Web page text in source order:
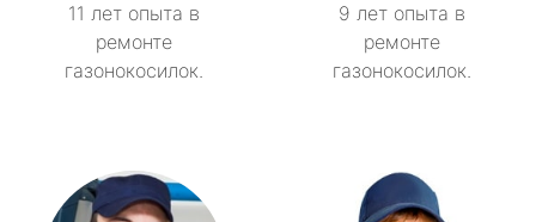
11 лет опыта в
ремонте
газонокосилок.
9 лет опыта в
ремонте
газонокосилок.